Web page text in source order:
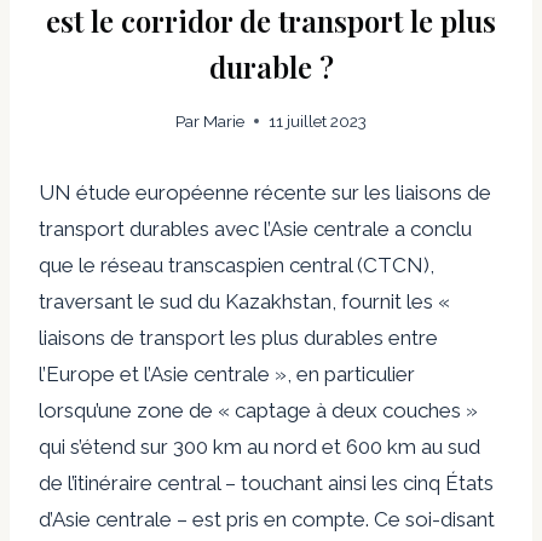
est le corridor de transport le plus
durable ?
Par Marie 11 juillet 2023
UN étude européenne récente sur les liaisons de
transport durables avec l’Asie centrale a conclu
que le réseau transcaspien central (CTCN),
traversant le sud du Kazakhstan, fournit les «
liaisons de transport les plus durables entre
l’Europe et l’Asie centrale », en particulier
lorsqu’une zone de « captage à deux couches »
qui s’étend sur 300 km au nord et 600 km au sud
de l’itinéraire central – touchant ainsi les cinq États
d’Asie centrale – est pris en compte. Ce soi-disant